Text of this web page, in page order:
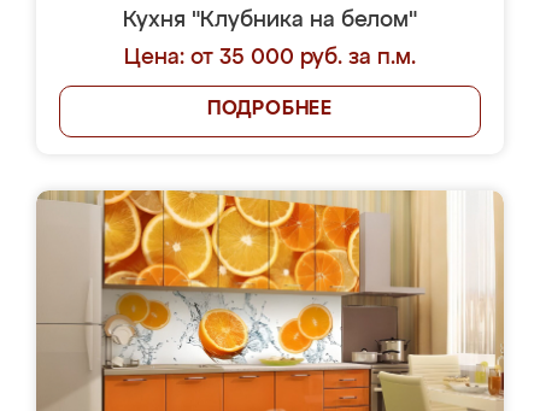
Кухня "Клубника на белом"
Цена: от 35 000 руб. за п.м.
ПОДРОБНЕЕ